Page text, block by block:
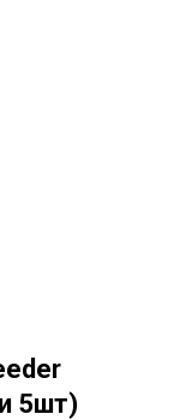
5шт)